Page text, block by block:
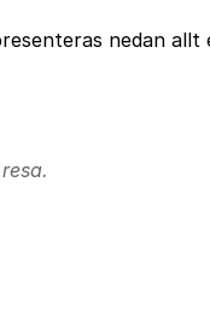
nedan